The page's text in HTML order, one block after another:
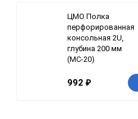
ЦМО Полка
перфорированная
консольная 2U,
глубина 200 мм
(МС-20)
992 ₽